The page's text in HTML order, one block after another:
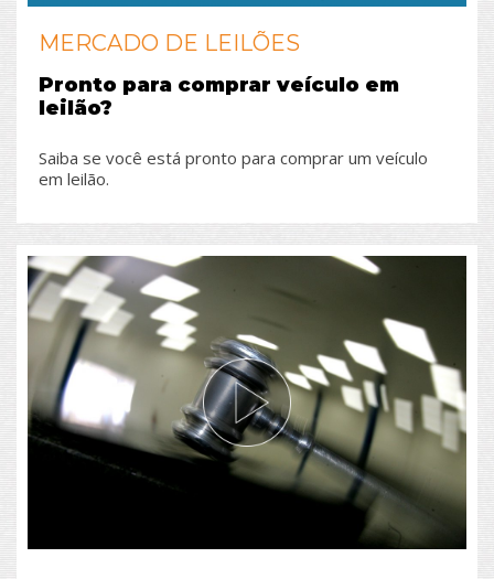
MERCADO DE LEILÕES
Pronto para comprar veículo em
leilão?
Saiba se você está pronto para comprar um veículo
em leilão.